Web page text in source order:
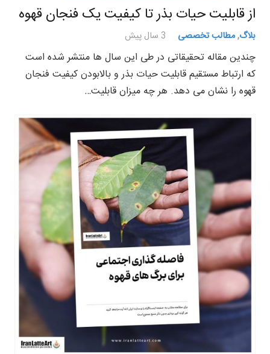
از قابلیت حیات بذر تا کیفیت یک فنجان قهوه
بلاگ,مطالب تخصصی 3 سال پیش
چندین مقاله تحقیقاتی در طی این سال ها منتشر شده است
که ارتباط مستقیم قابلیت حیات بذر و بالابودن کیفیت فنجان
قهوه را نشان می دهد. هر چه میزان قابلیت…